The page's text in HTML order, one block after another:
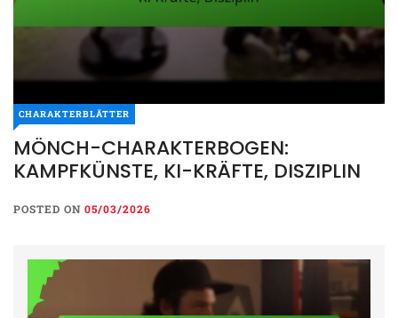
CHARAKTERBLÄTTER
MÖNCH-CHARAKTERBOGEN:
KAMPFKÜNSTE, KI-KRÄFTE, DISZIPLIN
POSTED ON 05/03/2026